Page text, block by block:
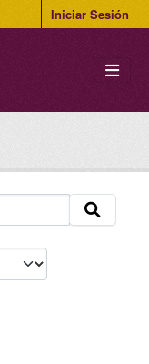
Iniciar Sesión